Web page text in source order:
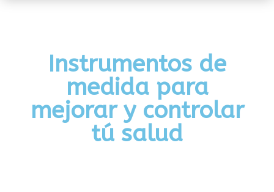
Instrumentos de
medida para
mejorar y controlar
tú salud